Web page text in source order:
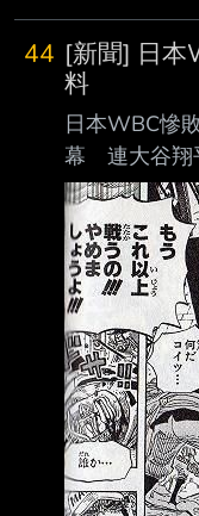
価 Ｃ Ｂ Ｂ
八幡商(滋賀)
Ｃ Ｂ Ｃ Ｃ
命館宇治(京
44 [新聞] 日本
料
日本WBC慘
幕 連大谷翔
7日週五 下
（WBC）日
後，井端弘
資仁接任。《
爆料，直指
通不足」，
後，休息室
怒喊「不要再
迷氣氛中解
WBC的日本